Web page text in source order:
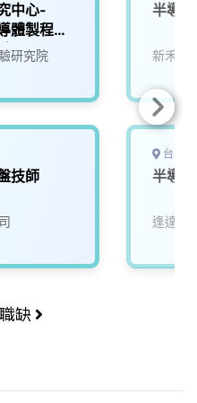
中心-
體製程工
組研究院
技師
半導
新禾應
台中
半導
逢達能
缺